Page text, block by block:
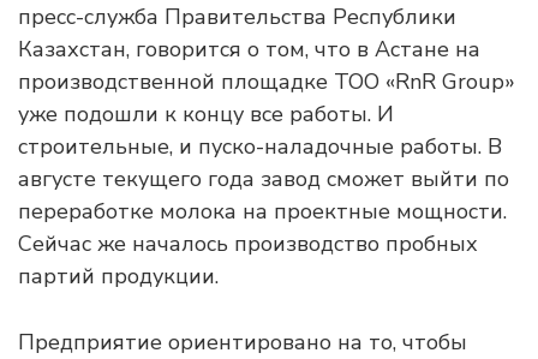
пресс-служба Правительства Республики
Казахстан, говорится о том, что в Астане на
производственной площадке ТОО «RnR Group»
уже подошли к концу все работы. И
строительные, и пуско-наладочные работы. В
августе текущего года завод сможет выйти по
переработке молока на проектные мощности.
Сейчас же началось производство пробных
партий продукции.
Предприятие ориентировано на то, чтобы